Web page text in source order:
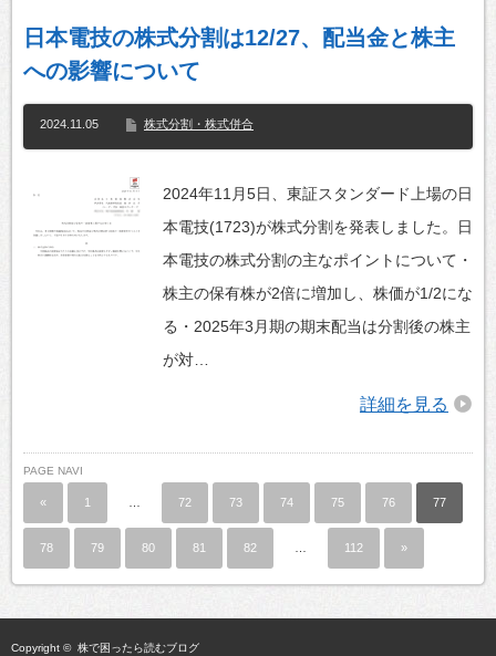
日本電技の株式分割は12/27、配当金と株主
への影響について
2024.11.05 株式分割・株式併合
2024年11月5日、東証スタンダード上場の日
本電技(1723)が株式分割を発表しました。日
本電技の株式分割の主なポイントについて・
株主の保有株が2倍に増加し、株価が1/2にな
る・2025年3月期の期末配当は分割後の株主
が対…
詳細を見る
PAGE NAVI
« 1 72 73 74 75 76 77
78 79 80 81 82 112 »
Copyright © 株で困ったら読むブログ